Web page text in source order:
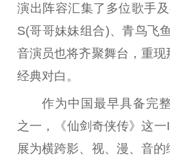
演出阵容汇集了多位歌手
S(哥哥妹妹组合)、青鸟飞
音演员也将齐聚舞台，重
经典对白。
作为中国最早具备完
之一，《仙剑奇侠传》这
展为横跨影、视、漫、音